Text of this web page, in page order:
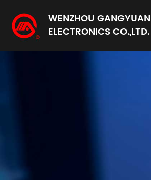
WENZHOU GANGYUAN
ELECTRONICS CO.,LTD.